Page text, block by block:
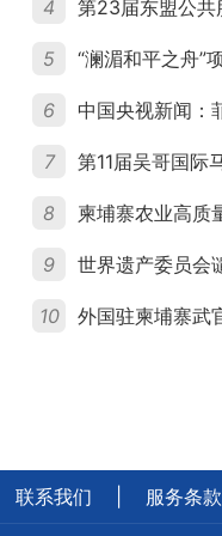
4
5
6
7
8
9
10
联系我们 服务条款